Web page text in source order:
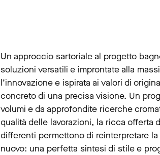
Un approccio sartoriale al progetto
soluzioni versatili e improntate alla
l’innovazione e ispirata ai valori di
concreto di una precisa visione. Un
volumi e da approfondite ricerche
qualità delle lavorazioni, la ricca offerta
differenti permettono di reinterpretare
nuovo: una perfetta sintesi di stile e